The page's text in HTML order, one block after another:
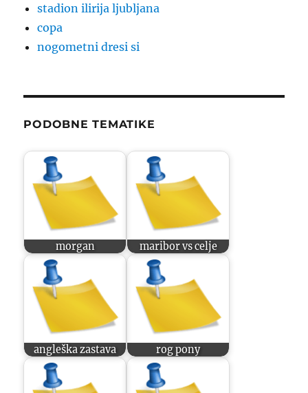
stadion ilirija ljubljana
copa
nogometni dresi si
PODOBNE TEMATIKE
morgan maribor vs celje
angleška zastava rog pony